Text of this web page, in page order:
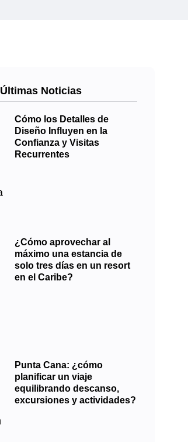
Últimas Noticias
Cómo los Detalles de
Diseño Influyen en la
Confianza y Visitas
Recurrentes
¿Cómo aprovechar al
máximo una estancia de
solo tres días en un resort
en el Caribe?
Punta Cana: ¿cómo
planificar un viaje
equilibrando descanso,
excursiones y actividades?